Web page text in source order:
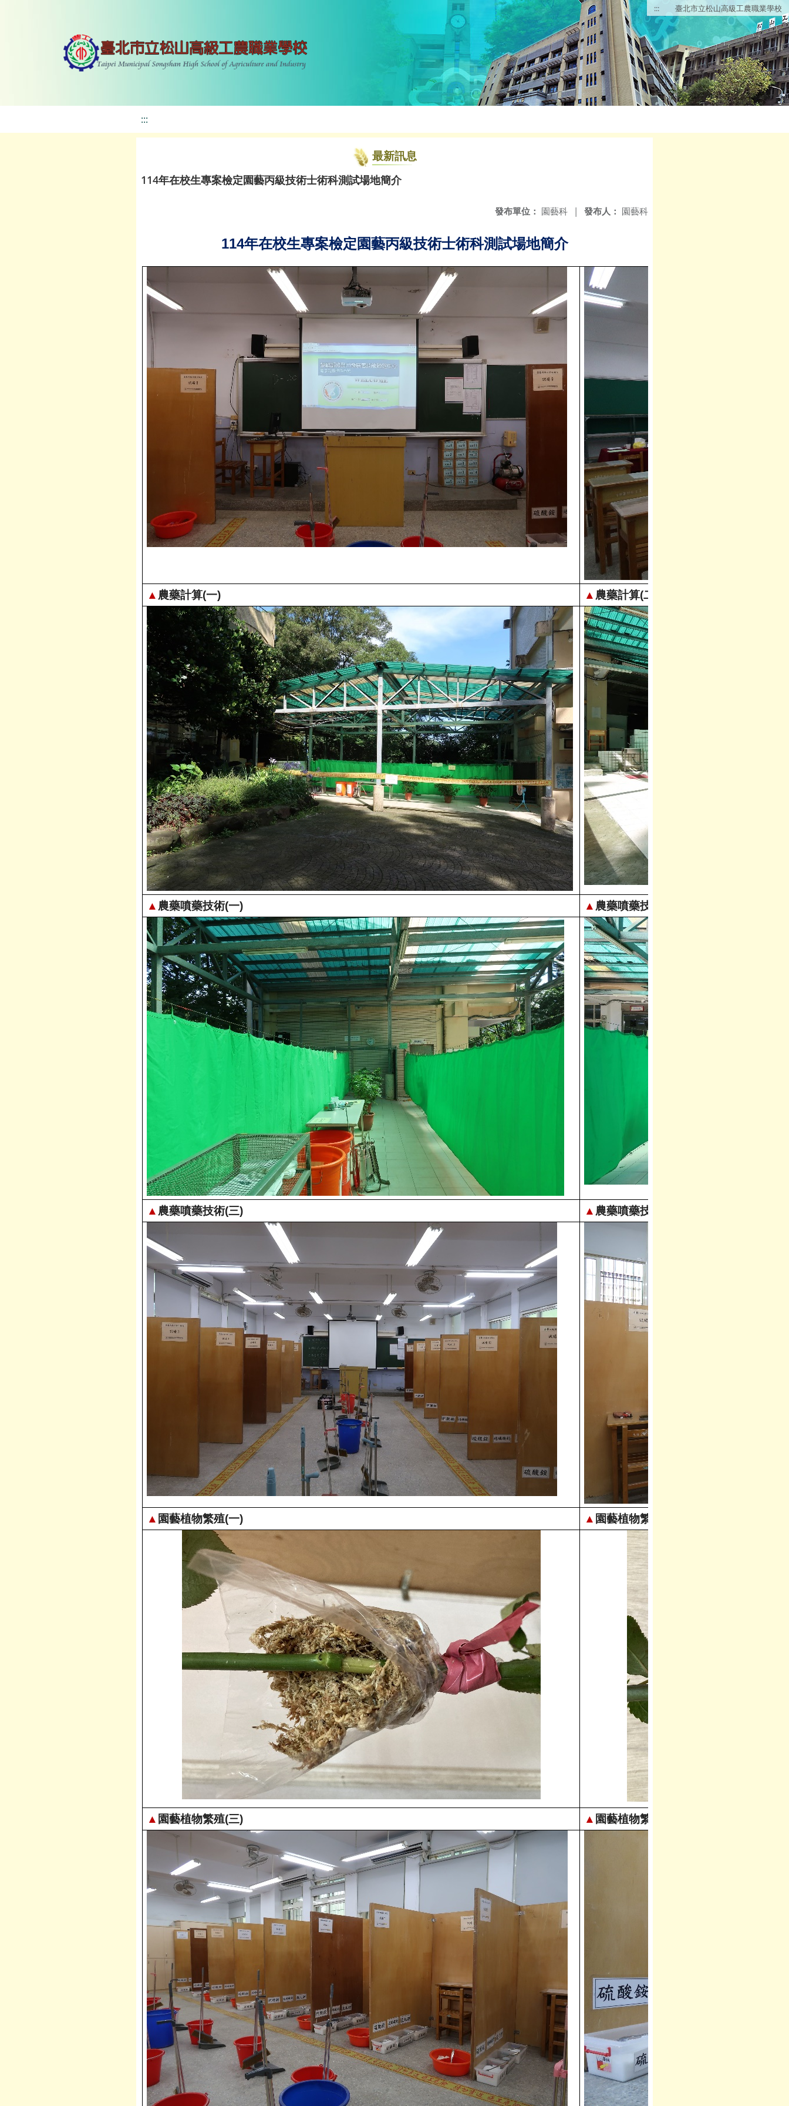
::: 臺北市立松山高級工農職業學校
:::
最新訊息
114年在校生專案檢定園藝丙級技術士術科測試場地簡介
發布人： 園藝科
發布單位： 園藝科 |
114年在校生專案檢定園藝丙級技術士術科測試場地簡介
▲ 農藥計算(一) ▲ 農藥計算(二)
▲ 農藥噴藥技術(一) ▲ 農藥噴藥技術(二)
▲ 農藥噴藥技術(三) ▲ 農藥噴藥技術(四)
▲ 園藝植物繁殖(一) ▲ 園藝植物繁殖(二)
▲ 園藝植物繁殖(三) ▲ 園藝植物繁殖(四)